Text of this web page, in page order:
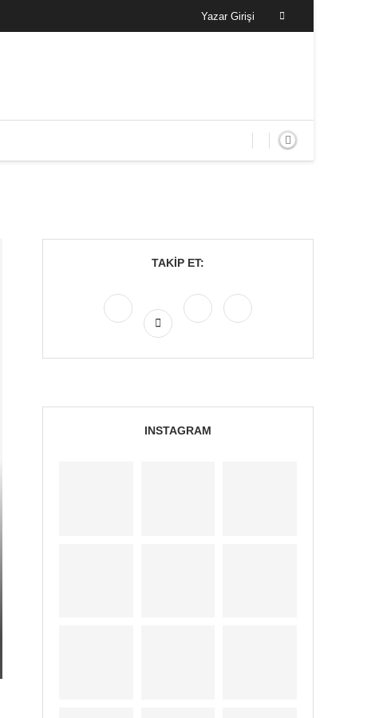
Yazar Girişi
TAKIP ET:
INSTAGRAM